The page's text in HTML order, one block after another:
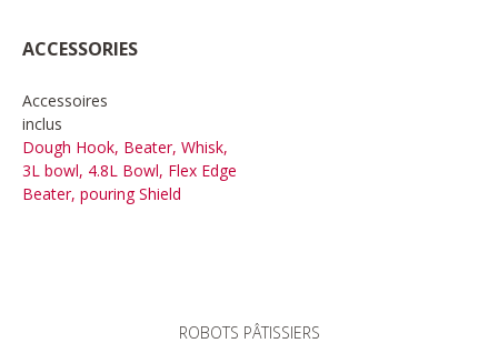
ACCESSORIES
Accessoires
inclus
Dough Hook, Beater, Whisk,
3L bowl, 4.8L Bowl, Flex Edge
Beater, pouring Shield
ROBOTS PÂTISSIERS